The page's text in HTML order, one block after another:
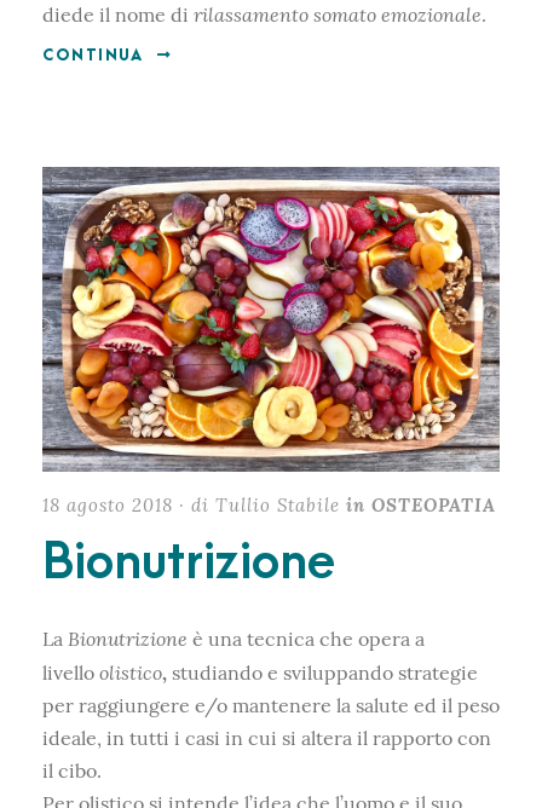
diede il nome di rilassamento somato emozionale.
CONTINUA
18 agosto 2018 · di Tullio Stabile in OSTEOPATIA
Bionutrizione
La Bionutrizione è una tecnica che opera a
livello olistico, studiando e sviluppando strategie
per raggiungere e/o mantenere la salute ed il peso
ideale, in tutti i casi in cui si altera il rapporto con
il cibo.